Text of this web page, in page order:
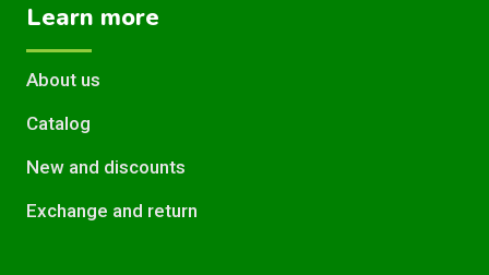
Learn more
About us
Catalog
New and discounts
Exchange and return